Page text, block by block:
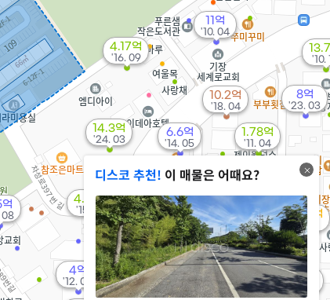
14.3억
'24. 03
8억
'23. 03
'22. 10
12.47억
'19. 12
08
10.2억
'18. 04
10.41억
'16. 12
4.17억
'16. 09
4.19억
'15. 01
3.7억
'14. 09
6.6억
'14. 05
4억
'12. 09
2.19억
'12. 02
1.78억
'11. 04
'10.
11억
'10. 04
1.31억
'09. 09
디스코 추천! 이 매물은 어때요?